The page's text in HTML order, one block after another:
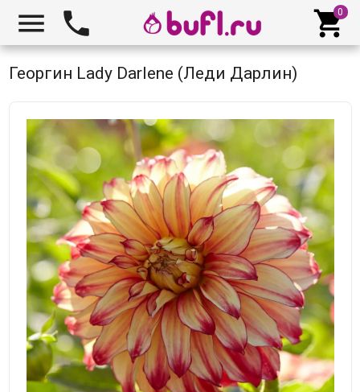
  
Георгин Lady Darlene (Леди Дарлин)